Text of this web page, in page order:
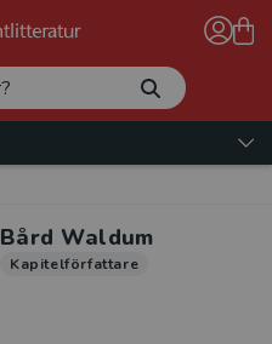
Bård Waldum
Kapitelförfattare